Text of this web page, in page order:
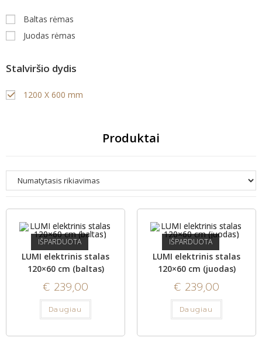
Baltas rėmas
Juodas rėmas
Stalviršio dydis
1200 X 600 mm
Produktai
IŠPARDUOTA
LUMI elektrinis stalas
120×60 cm (baltas)
€ 239,00
Daugiau
IŠPARDUOTA
LUMI elektrinis stalas
120×60 cm (juodas)
€ 239,00
Daugiau